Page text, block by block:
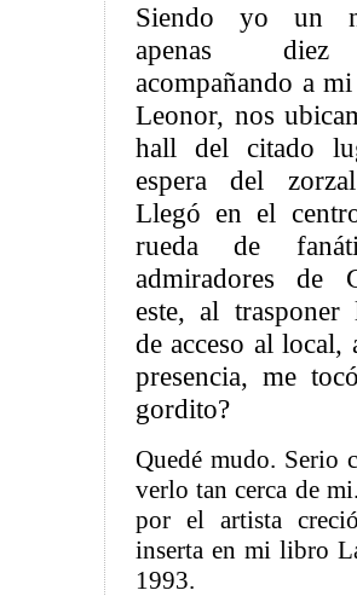
Siendo yo un
apenas diez
acompañando a
Leonor, nos
hall del citado
espera del
Llegó en el
rueda de
admiradores de
este, al trasponer
de acceso al local,
presencia, me
gordito?
Quedé mudo. Serio
verlo tan cerca de
por el artista
inserta en mi libro
1993.